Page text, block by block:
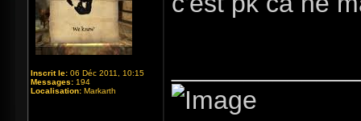
Inscrit le: 06 Déc 2011, 10:15
Messages: 194
Localisation: Markarth